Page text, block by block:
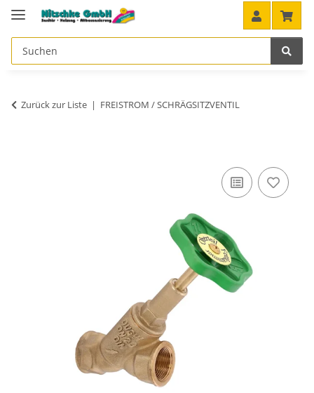
Zurück zur Liste FREISTROM / SCHRÄGSITZVENTIL